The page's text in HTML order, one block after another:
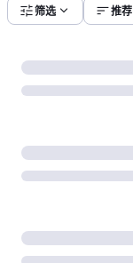
tune筛选 expand_more sort推荐